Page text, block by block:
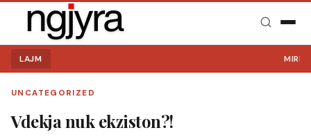
LAJM MIRË
UNCATEGORIZED
Vdekja nuk ekziston?!